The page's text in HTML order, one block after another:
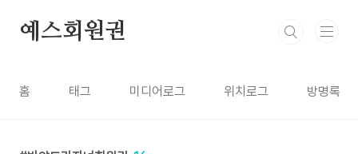
예스회원권
홈 태그 미디어로그 위치로그 방명록